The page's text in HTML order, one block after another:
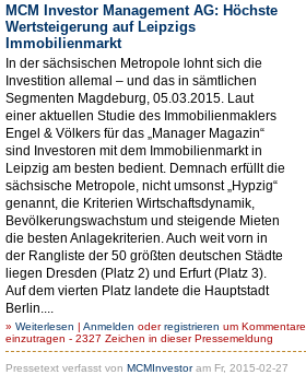
MCM Investor Management AG: Höchste
Wertsteigerung auf Leipzigs
Immobilienmarkt
In der sächsischen Metropole lohnt sich die
Investition allemal – und das in sämtlichen
Segmenten Magdeburg, 05.03.2015. Laut
einer aktuellen Studie des Immobilienmaklers
Engel & Völkers für das „Manager Magazin“
sind Investoren mit dem Immobilienmarkt in
Leipzig am besten bedient. Demnach erfüllt die
sächsische Metropole, nicht umsonst „Hypzig“
genannt, die Kriterien Wirtschaftsdynamik,
Bevölkerungswachstum und steigende Mieten
die besten Anlagekriterien. Auch weit vorn in
der Rangliste der 50 größten deutschen Städte
liegen Dresden (Platz 2) und Erfurt (Platz 3).
Auf dem vierten Platz landete die Hauptstadt
Berlin....
» Weiterlesen | Anmelden oderregistrieren um Kommentare
einzutragen - 2327 Zeichen in dieser Pressemeldung
Pressetext verfasst von MCMInvestoram Fr, 2015-02-27